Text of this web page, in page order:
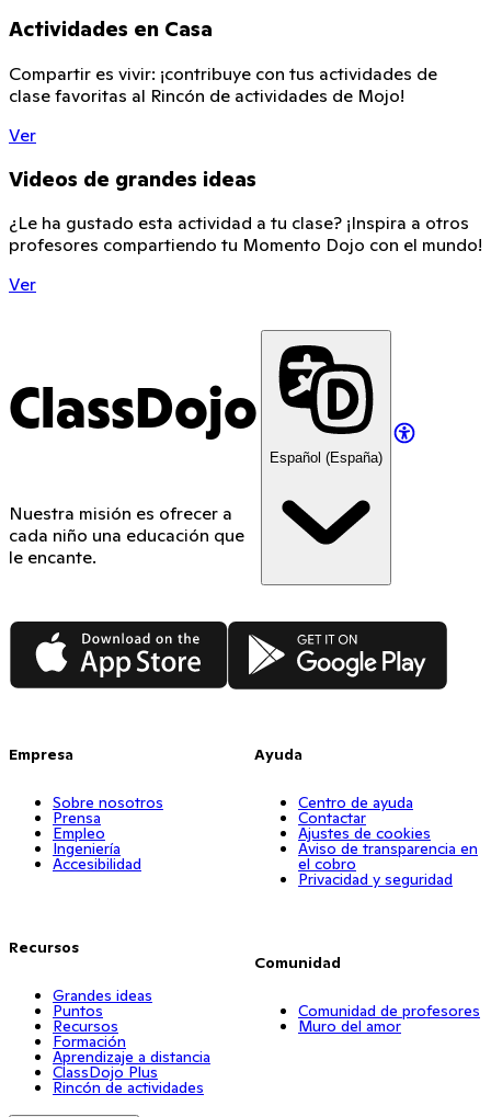
Actividades en Casa
Compartir es vivir: ¡contribuye con tus actividades de
clase favoritas al Rincón de actividades de Mojo!
Ver
Videos de grandes ideas
¿Le ha gustado esta actividad a tu clase? ¡Inspira a otros
profesores compartiendo tu Momento Dojo con el mundo!
Ver
ClassDojo
Nuestra misión es ofrecer a
cada niño una educación que
le encante.
Español (España)
App Store Google Play
Empresa
Sobre nosotros
Prensa
Empleo
Ingeniería
Accesibilidad
Recursos
Grandes ideas
Puntos
Recursos
Formación
Aprendizaje a distancia
ClassDojo Plus
Rincón de actividades
Ayuda
Centro de ayuda
Contactar
Ajustes de cookies
Aviso de transparencia en
el cobro
Privacidad y seguridad
Comunidad
Comunidad de profesores
Muro del amor